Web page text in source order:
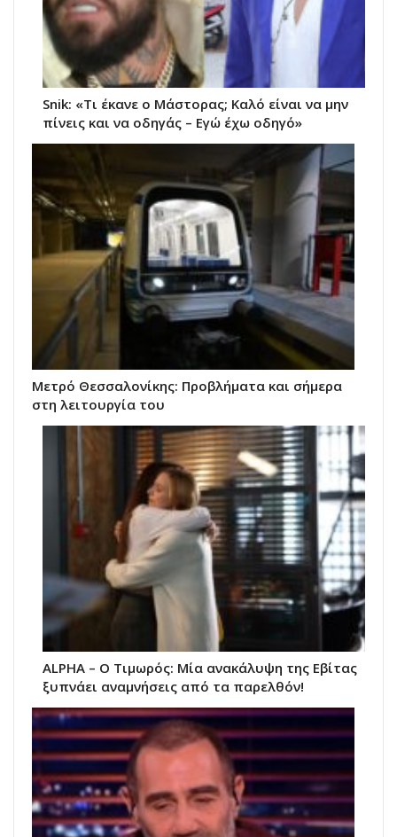
Snik: «Τι έκανε ο Μάστορας; Καλό είναι να μην
πίνεις και να οδηγάς – Εγώ έχω οδηγό»
Μετρό Θεσσαλονίκης: Προβλήματα και σήμερα
στη λειτουργία του
ALPHA – Ο Τιμωρός: Μία ανακάλυψη της Εβίτας
ξυπνάει αναμνήσεις από τα παρελθόν!